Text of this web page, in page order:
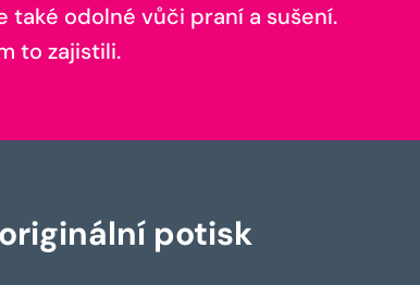
také odolné vůči praní a sušení.
to zajistili.
potisk